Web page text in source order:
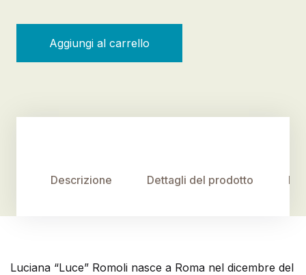
Aggiungi al carrello
Descrizione Dettagli del prodotto
Luciana “Luce” Romoli nasce a Roma nel dicembre del